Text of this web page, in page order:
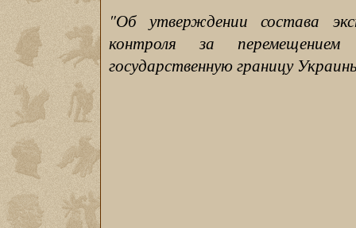
"Об утверждении состава
контроля за перемещением
государственную границу